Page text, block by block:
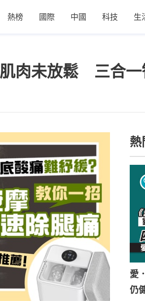
熱榜 國際 中國 科技 生
肉未放鬆 三合
熱
愛
仍